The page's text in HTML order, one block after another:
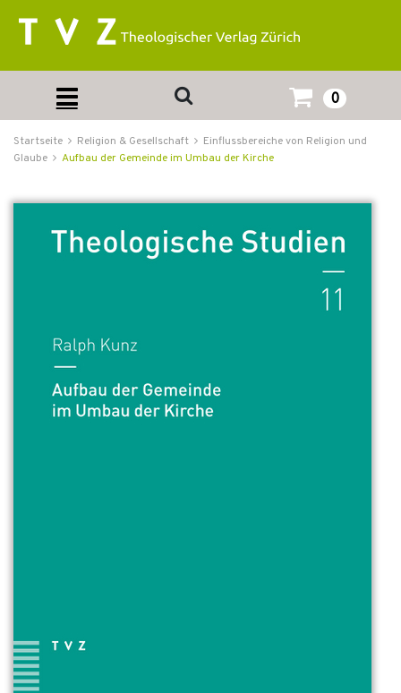
0
Startseite Religion & Gesellschaft
Einflussbereiche von Religion und
Glaube
Aufbau der Gemeinde im Umbau der Kirche